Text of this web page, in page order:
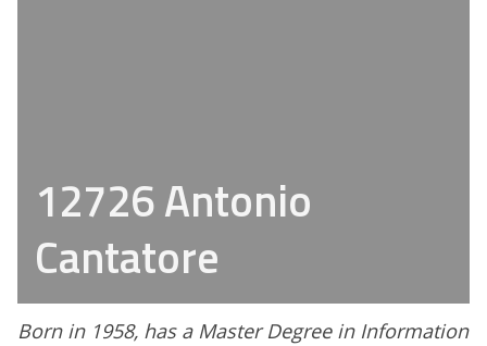
12726 Antonio
Cantatore
Born in 1958, has a Master Degree in Information